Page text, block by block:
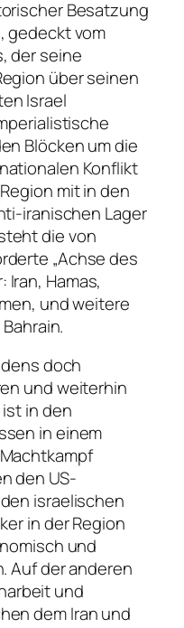
Besatzung
gedeckt vom
der seine
über seinen
Israel
Blöcken um die
Konflikt
mit in den
iranischen Lager
die von
„Achse des
Hamas,
und weitere
doch
und weiterhin
in den
in einem
den US-
israelischen
in der Region
und
Auf der anderen
und
dem Iran und